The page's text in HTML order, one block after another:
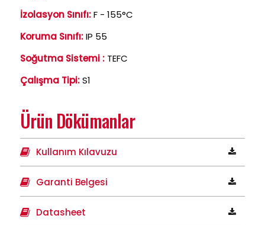
İzolasyon Sınıfı:F - 155°C
Koruma Sınıfı:IP 55
Soğutma Sistemi : TEFC
Çalışma Tipi:S1
Ürün Dökümanlar
Kullanım Kılavuzu
Garanti Belgesi
Datasheet